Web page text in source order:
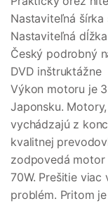
Nastaviteľná šírka
Nastaviteľná
Český podrobný
DVD inštruktážne
Výkon motoru je
Japonsku.
vychádzajú z
kvalitnej
zodpovedá motor
70W. Prešitie
problém. Pritom